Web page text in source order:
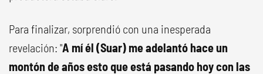
Para finalizar, sorprendió con una inesperada
revelación: "A mí él (Suar) me adelantó hace un
montón de años esto que está pasando hoy con las